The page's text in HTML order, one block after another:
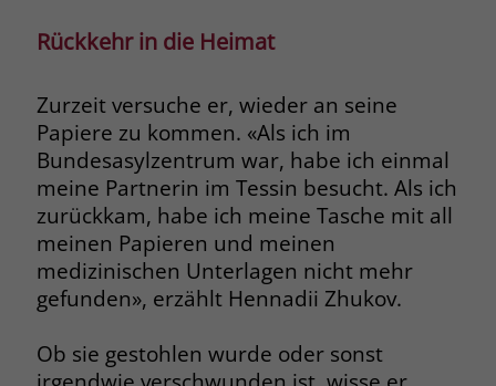
Rückkehr in die Heimat
Zurzeit versuche er, wieder an seine
Papiere zu kommen. «Als ich im
Bundesasylzentrum war, habe ich einmal
meine Partnerin im Tessin besucht. Als ich
zurückkam, habe ich meine Tasche mit all
meinen Papieren und meinen
medizinischen Unterlagen nicht mehr
gefunden», erzählt Hennadii Zhukov.
Ob sie gestohlen wurde oder sonst